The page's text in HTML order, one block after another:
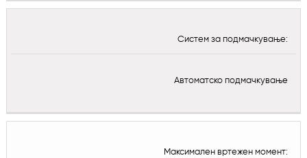
Систем за подмачкување:
Автоматско подмачкување
Максимален вртежен момент: